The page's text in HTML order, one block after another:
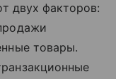
двух факторов:
товары.